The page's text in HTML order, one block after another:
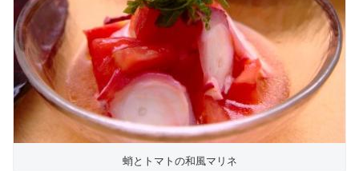
蛸とトマトの和風マリネ